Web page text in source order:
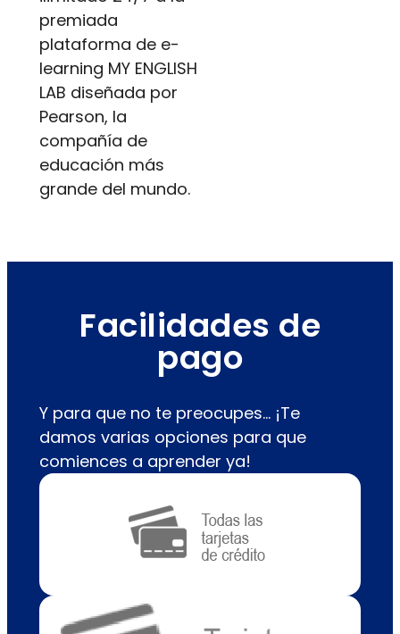
premiada
plataforma de e-
learning MY ENGLISH
LAB diseñada por
Pearson, la
compañía de
educación más
grande del mundo.
Facilidades de
pago
Y para que no te preocupes… ¡Te
damos varias opciones para que
comiences a aprender ya!